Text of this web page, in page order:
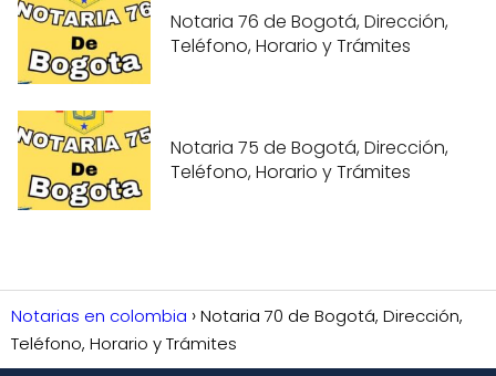
Notaria 76 de Bogotá, Dirección,
Teléfono, Horario y Trámites
Notaria 75 de Bogotá, Dirección,
Teléfono, Horario y Trámites
Notarias en colombia
Notaria 70 de Bogotá, Dirección,
Teléfono, Horario y Trámites